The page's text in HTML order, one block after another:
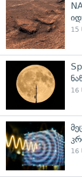
15
16
16